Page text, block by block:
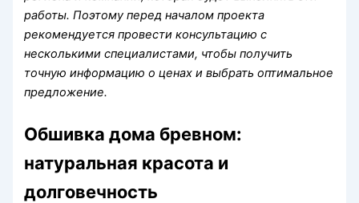
работы. Поэтому перед началом проекта
рекомендуется провести консультацию с
несколькими специалистами, чтобы получить
точную информацию о ценах и выбрать оптимальное
предложение.
Обшивка дома бревном:
натуральная красота и
долговечность